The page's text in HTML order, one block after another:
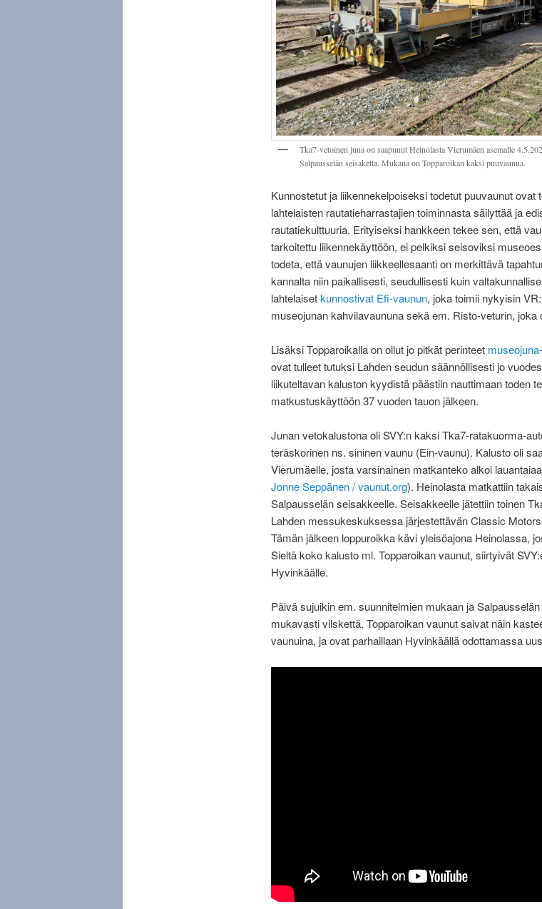
Tka7-vetoinen juna on saapunut Heinolasta Vierumäen asemalle
Salpausselän seisaketta. Mukana on Topparoikan kaksi puuvaunua.
Kunnostetut ja liikennekelpoiseksi todetut puuvaunut ovat
lahtelaisten rautatieharrastajien toiminnasta säilyttää ja
rautatiekulttuuria. Erityiseksi hankkeen tekee sen, että
tarkoitettu liikennekäyttöön, ei pelkiksi seisoviksi
todeta, että vaunujen liikkeellesaanti on merkittävä
kannalta niin paikallisesti, seudullisesti kuin
lahtelaisetkunnostivat Efi-vaunun, joka toimii nykyisin
museojunan kahvilavaununa sekä em. Risto-veturin, joka
Lisäksi Topparoikalla on ollut jo pitkät perinteet
ovat tulleet tutuksi Lahden seudun säännöllisesti jo
liikuteltavan kaluston kyydistä päästiin nauttimaan toden
matkustuskäyttöön 37 vuoden tauon jälkeen.
Junan vetokalustona oli SVY:n kaksi Tka7-ratakuorma-
teräskorinen ns. sininen vaunu (Ein-vaunu). Kalusto oli
Vierumäelle, josta varsinainen matkanteko alkoi
Jonne Seppänen / vaunut.org). Heinolasta matkattiin
Salpausselän seisakkeelle. Seisakkeelle jätettiin toinen
Lahden messukeskuksessa järjestettävän Classic
Tämän jälkeen loppuroikka kävi yleisöajona Heinolassa,
Sieltä koko kalusto ml. Topparoikan vaunut, siirtyivät
Hyvinkäälle.
Päivä sujuikin em. suunnitelmien mukaan ja
mukavasti vilskettä. Topparoikan vaunut saivat näin
vaunuina, ja ovat parhaillaan Hyvinkäällä odottamassa